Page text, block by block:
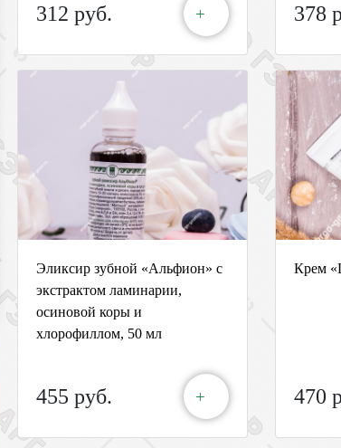
312 руб. + 378
Эликсир зубной «Альфион» с
экстрактом ламинарии,
осиновой коры и
хлорофиллом, 50 мл
455 руб. +
Крем
470